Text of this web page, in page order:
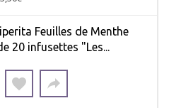
Feuilles de Menthe
20 infusettes "Les...